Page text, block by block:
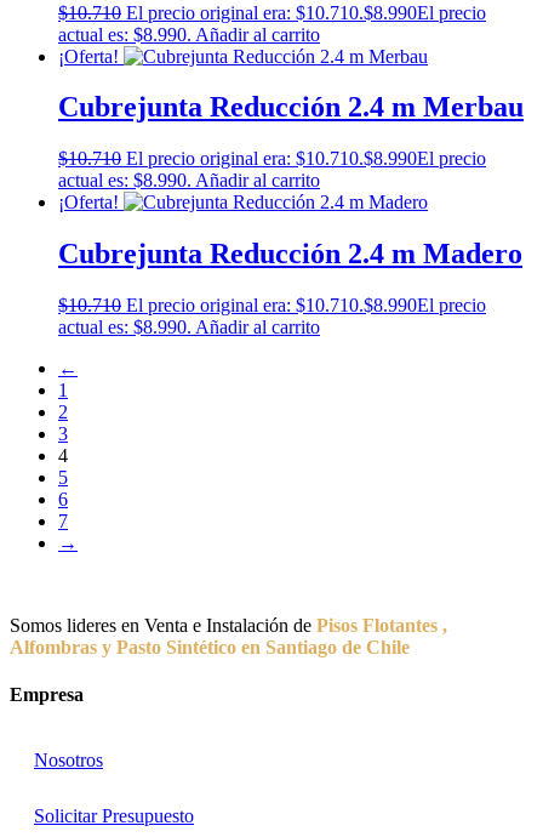
$10.710 El precio original era: $10.710.$8.990El precio
actual es: $8.990. Añadir al carrito
¡Oferta!
Cubrejunta Reducción 2.4 m Merbau
$10.710 El precio original era: $10.710.$8.990El precio
actual es: $8.990. Añadir al carrito
¡Oferta!
Cubrejunta Reducción 2.4 m Madero
$10.710 El precio original era: $10.710.$8.990El precio
actual es: $8.990. Añadir al carrito
←
1
2
3
4
5
6
7
→
Somos lideres en Venta e Instalación de Pisos Flotantes ,
Alfombras y Pasto Sintético en Santiago de Chile
Empresa
Nosotros
Solicitar Presupuesto